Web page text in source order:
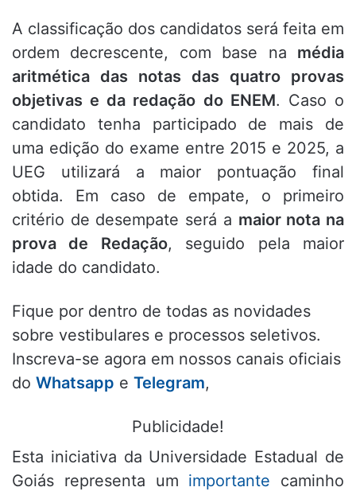
A classificação dos candidatos será feita em
ordem decrescente, com base na média
aritmética das notas das quatro provas
objetivas e da redação do ENEM. Caso o
candidato tenha participado de mais de
uma edição do exame entre 2015 e 2025, a
UEG utilizará a maior pontuação final
obtida. Em caso de empate, o primeiro
critério de desempate será a maior nota na
prova de Redação, seguido pela maior
idade do candidato.
Fique por dentro de todas as novidades
sobre vestibulares e processos seletivos.
Inscreva-se agora em nossos canais oficiais
do Whatsapp e Telegram,
Publicidade!
Esta iniciativa da Universidade Estadual de
Goiás representa um importante caminho